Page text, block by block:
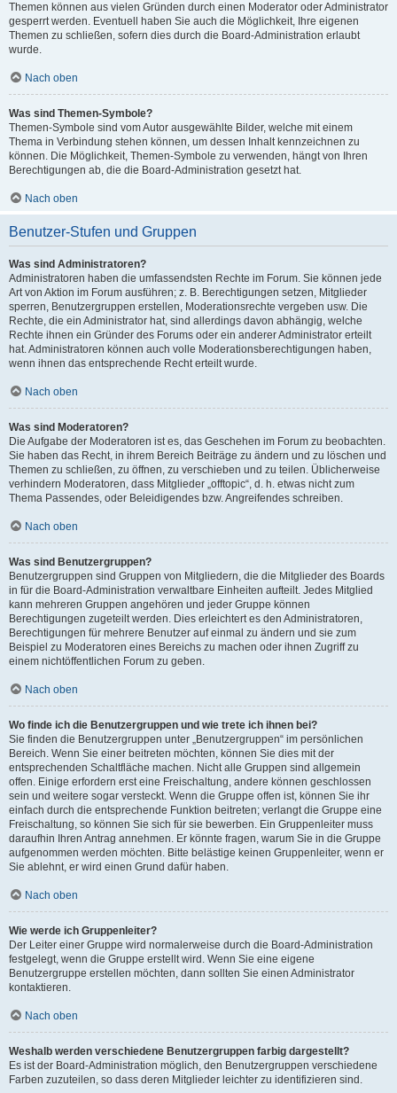
Themen können aus vielen Gründen durch einen Moderator oder Administrator
gesperrt werden. Eventuell haben Sie auch die Möglichkeit, Ihre eigenen
Themen zu schließen, sofern dies durch die Board-Administration erlaubt
wurde.
Nach oben
Was sind Themen-Symbole?
Themen-Symbole sind vom Autor ausgewählte Bilder, welche mit einem
Thema in Verbindung stehen können, um dessen Inhalt kennzeichnen zu
können. Die Möglichkeit, Themen-Symbole zu verwenden, hängt von Ihren
Berechtigungen ab, die die Board-Administration gesetzt hat.
Nach oben
Benutzer-Stufen und Gruppen
Was sind Administratoren?
Administratoren haben die umfassendsten Rechte im Forum. Sie können jede
Art von Aktion im Forum ausführen; z. B. Berechtigungen setzen, Mitglieder
sperren, Benutzergruppen erstellen, Moderationsrechte vergeben usw. Die
Rechte, die ein Administrator hat, sind allerdings davon abhängig, welche
Rechte ihnen ein Gründer des Forums oder ein anderer Administrator erteilt
hat. Administratoren können auch volle Moderationsberechtigungen haben,
wenn ihnen das entsprechende Recht erteilt wurde.
Nach oben
Was sind Moderatoren?
Die Aufgabe der Moderatoren ist es, das Geschehen im Forum zu beobachten.
Sie haben das Recht, in ihrem Bereich Beiträge zu ändern und zu löschen und
Themen zu schließen, zu öffnen, zu verschieben und zu teilen. Üblicherweise
verhindern Moderatoren, dass Mitglieder „offtopic“, d. h. etwas nicht zum
Thema Passendes, oder Beleidigendes bzw. Angreifendes schreiben.
Nach oben
Was sind Benutzergruppen?
Benutzergruppen sind Gruppen von Mitgliedern, die die Mitglieder des Boards
in für die Board-Administration verwaltbare Einheiten aufteilt. Jedes Mitglied
kann mehreren Gruppen angehören und jeder Gruppe können
Berechtigungen zugeteilt werden. Dies erleichtert es den Administratoren,
Berechtigungen für mehrere Benutzer auf einmal zu ändern und sie zum
Beispiel zu Moderatoren eines Bereichs zu machen oder ihnen Zugriff zu
einem nichtöffentlichen Forum zu geben.
Nach oben
Wo finde ich die Benutzergruppen und wie trete ich ihnen bei?
Sie finden die Benutzergruppen unter „Benutzergruppen“ im persönlichen
Bereich. Wenn Sie einer beitreten möchten, können Sie dies mit der
entsprechenden Schaltfläche machen. Nicht alle Gruppen sind allgemein
offen. Einige erfordern erst eine Freischaltung, andere können geschlossen
sein und weitere sogar versteckt. Wenn die Gruppe offen ist, können Sie ihr
einfach durch die entsprechende Funktion beitreten; verlangt die Gruppe eine
Freischaltung, so können Sie sich für sie bewerben. Ein Gruppenleiter muss
daraufhin Ihren Antrag annehmen. Er könnte fragen, warum Sie in die Gruppe
aufgenommen werden möchten. Bitte belästige keinen Gruppenleiter, wenn er
Sie ablehnt, er wird einen Grund dafür haben.
Nach oben
Wie werde ich Gruppenleiter?
Der Leiter einer Gruppe wird normalerweise durch die Board-Administration
festgelegt, wenn die Gruppe erstellt wird. Wenn Sie eine eigene
Benutzergruppe erstellen möchten, dann sollten Sie einen Administrator
kontaktieren.
Nach oben
Weshalb werden verschiedene Benutzergruppen farbig dargestellt?
Es ist der Board-Administration möglich, den Benutzergruppen verschiedene
Farben zuzuteilen, so dass deren Mitglieder leichter zu identifizieren sind.